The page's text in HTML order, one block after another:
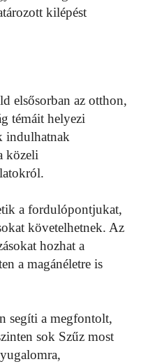
kilépést
elsősorban az otthon,
témáit helyezi
indulhatnak
közeli
a fordulópontjukat,
követelhetnek. Az
hozhat a
a magánéletre is
segíti a megfontolt,
sok Szűz most